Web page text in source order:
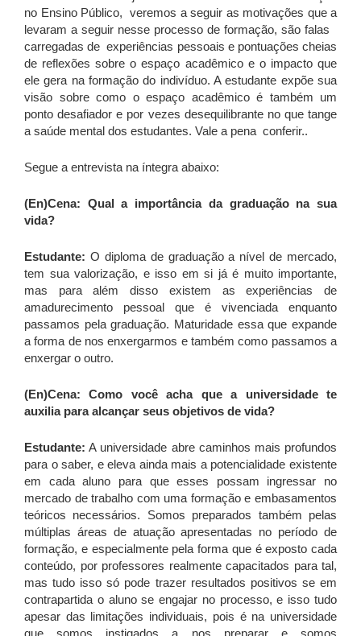
no Ensino Público, veremos a seguir as motivações que a
levaram a seguir nesse processo de formação, são falas
carregadas de experiências pessoais e pontuações cheias
de reflexões sobre o espaço acadêmico e o impacto que
ele gera na formação do indivíduo. A estudante expõe sua
visão sobre como o espaço acadêmico é também um
ponto desafiador e por vezes desequilibrante no que tange
a saúde mental dos estudantes. Vale a pena conferir..
Segue a entrevista na íntegra abaixo:
(En)Cena: Qual a importância da graduação na sua
vida?
Estudante: O diploma de graduação a nível de mercado,
tem sua valorização, e isso em si já é muito importante,
mas para além disso existem as experiências de
amadurecimento pessoal que é vivenciada enquanto
passamos pela graduação. Maturidade essa que expande
a forma de nos enxergarmos e também como passamos a
enxergar o outro.
(En)Cena: Como você acha que a universidade te
auxilia para alcançar seus objetivos de vida?
Estudante: A universidade abre caminhos mais profundos
para o saber, e eleva ainda mais a potencialidade existente
em cada aluno para que esses possam ingressar no
mercado de trabalho com uma formação e embasamentos
teóricos necessários. Somos preparados também pelas
múltiplas áreas de atuação apresentadas no período de
formação, e especialmente pela forma que é exposto cada
conteúdo, por professores realmente capacitados para tal,
mas tudo isso só pode trazer resultados positivos se em
contrapartida o aluno se engajar no processo, e isso tudo
apesar das limitações individuais, pois é na universidade